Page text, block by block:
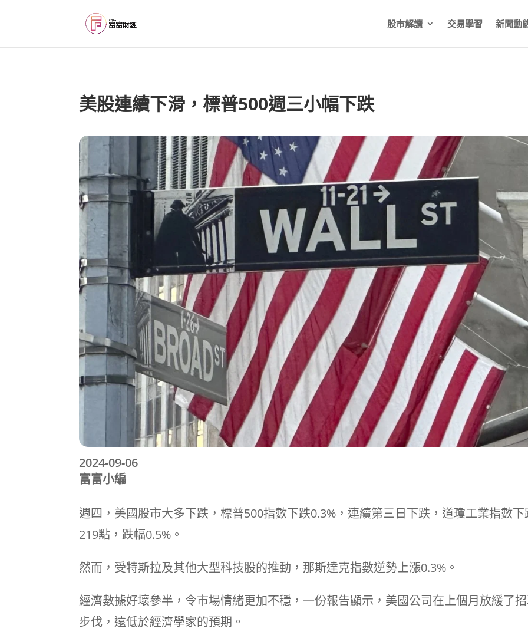
股市解讀 交易學習 新聞動
美股連續下滑，標普500週三小幅下跌
2024-09-06
富富小編
週四，美國股市大多下跌，標普500指數下跌0.3%，連續第三日下跌，道瓊工業指數下
219點，跌幅0.5%。
然而，受特斯拉及其他大型科技股的推動，那斯達克指數逆勢上漲0.3%。
經濟數據好壞參半，令市場情緒更加不穩，一份報告顯示，美國公司在上個月放緩了
步伐，遠低於經濟學家的預期。